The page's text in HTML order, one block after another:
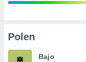
Polen
Bajo